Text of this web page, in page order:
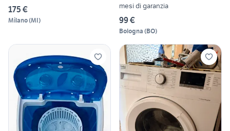
175 €
Milano(MI)
mesi di garanzia
99 €
Bologna (BO)